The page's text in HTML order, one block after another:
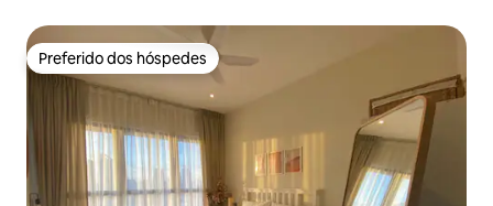
Preferido dos hóspedes
Preferido dos hóspedes